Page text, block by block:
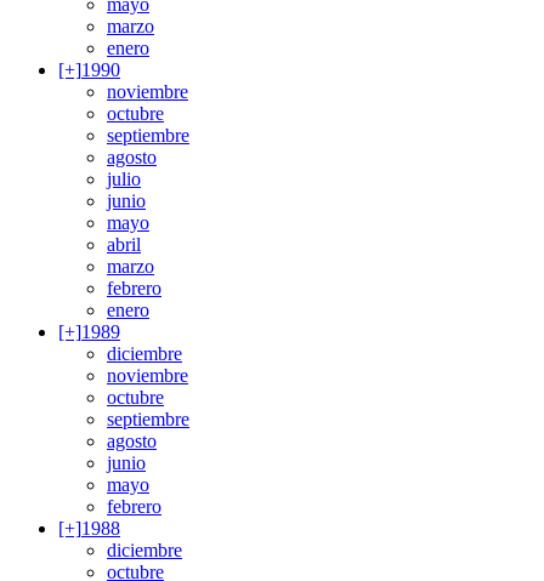
marzo
enero
[+]1990
noviembre
octubre
septiembre
agosto
julio
junio
mayo
abril
marzo
febrero
enero
[+]1989
diciembre
noviembre
octubre
septiembre
agosto
junio
mayo
febrero
[+]1988
diciembre
octubre